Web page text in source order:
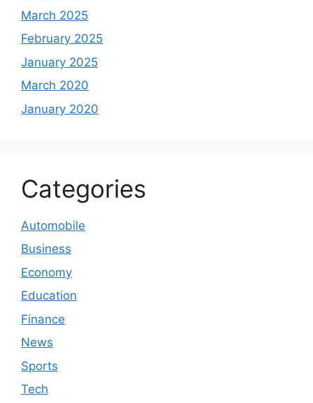
March 2025
February 2025
January 2025
March 2020
January 2020
Categories
Automobile
Business
Economy
Education
Finance
News
Sports
Tech